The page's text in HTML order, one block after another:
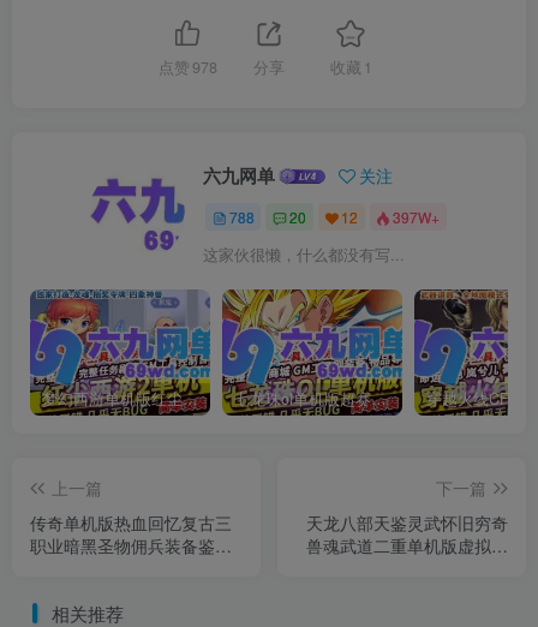
点赞 978 分享 收藏 1
六九网单 关注
788 20 12 397W+
这家伙很懒，什么都没有写...
梦幻西游单机版红尘西游2微变独家打造龙魂抽奖令牌四象神兽 七龙珠ol单机版超赛完整主线完整汉化商城附魔洗炼技能补丁GM
上一篇
传奇单机版热血回忆复古三
职业暗黑圣物佣兵装备鉴定
下一篇
天龙八部天鉴灵武怀旧穷奇
兽魂武道二重单机版虚拟机
相关推荐